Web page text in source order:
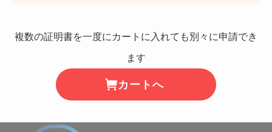
複数の証明書を一度にカートに入れても別々に申請でき
ます
カートへ